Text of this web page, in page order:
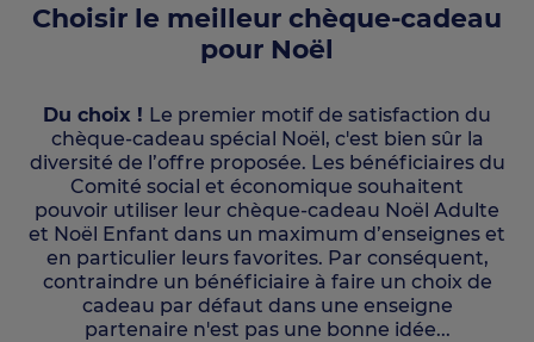
Choisir le meilleur chèque-cadeau
pour Noël
Du choix ! Le premier motif de satisfaction du
chèque-cadeau spécial Noël, c'est bien sûr la
diversité de l’offre proposée. Les bénéficiaires du
Comité social et économique souhaitent
pouvoir utiliser leur chèque-cadeau Noël Adulte
et Noël Enfant dans un maximum d’enseignes et
en particulier leurs favorites. Par conséquent,
contraindre un bénéficiaire à faire un choix de
cadeau par défaut dans une enseigne
partenaire n'est pas une bonne idée...